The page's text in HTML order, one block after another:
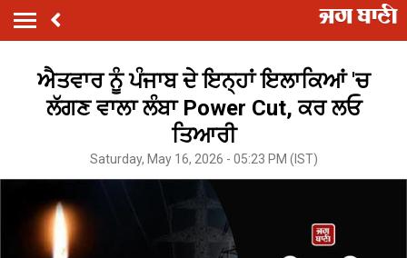
ਐਤਵਾਰ ਨੂੰ ਪੰਜਾਬ ਦੇ ਇਨ੍ਹਾਂ ਇਲਾਕਿਆਂ 'ਚ
ਲੱਗਣ ਵਾਲਾ ਲੰਬਾ Power Cut, ਕਰ ਲਓ
ਤਿਆਰੀ
Saturday, May 16, 2026 - 05:23 PM (IST)